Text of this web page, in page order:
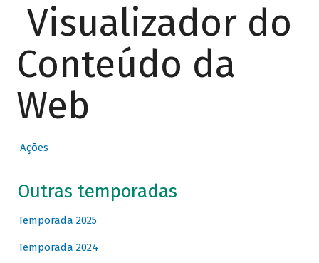
Visualizador do
Conteúdo da
Web
Ações
Outras temporadas
Temporada 2025
Temporada 2024